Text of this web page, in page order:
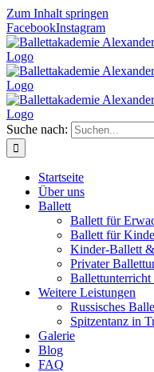
Zum Inhalt springen
FacebookInstagram
Suche nach:
Start­sei­te
Über uns
Bal­lett
Bal­lett für
Bal­lett für
Kin­­der-Bal­­lett
Pri­va­ter
Wei­te­re Leistungen
Rus­si­sches
Spit­zen­tanz in
Gale­rie
Blog
FAQ